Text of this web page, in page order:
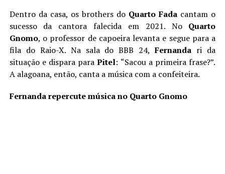
Dentro da casa, os brothers do Quarto Fada cantam o
sucesso da cantora falecida em 2021. No Quarto
Gnomo, o professor de capoeira levanta e segue para a
fila do Raio-X. Na sala do BBB 24,Fernanda ri da
situação e dispara paraPitel: “Sacou a primeira frase?”.
A alagoana, então, canta a música com a confeiteira.
Fernanda repercute música no Quarto Gnomo